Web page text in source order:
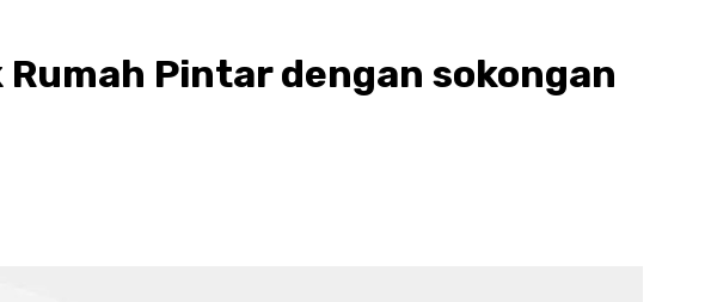
Pintar dengan sokongan